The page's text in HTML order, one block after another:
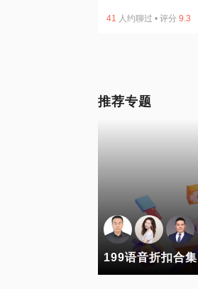
41 人约聊过 • 评分 9.3
推荐专题
199语音折扣合集